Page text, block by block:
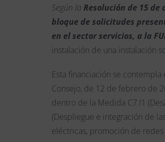
Según la Resolución de 15
bloque de solicitudes
en el sector servicios, a la
instalación de una instalación
Esta financiación se
Consejo, de 12 de febrero de
dentro de la Medida C7.I1
(Despliegue e integración de
eléctricas, promoción de